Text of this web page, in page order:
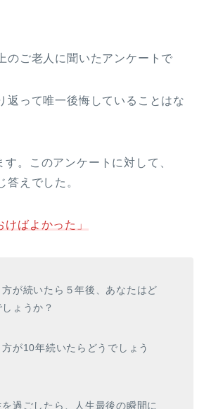
のご老人に聞いたアンケートで
返って唯一後悔していることはな
す。このアンケートに対して、
答えでした。
けばよかった」
が続いたら５年後、あなたはど
ょうか？
が10年続いたらどうでしょう
過ごしたら、人生最後の瞬間に